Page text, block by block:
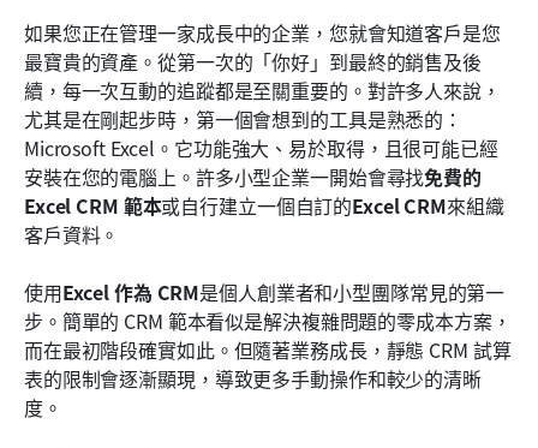
如果您正在管理一家成長中的企業，您就會知道客戶是您
最寶貴的資產。從第一次的「你好」到最終的銷售及後
續，每一次互動的追蹤都是至關重要的。對許多人來說，
尤其是在剛起步時，第一個會想到的工具是熟悉的：
Microsoft Excel。它功能強大、易於取得，且很可能已經
安裝在您的電腦上。許多小型企業一開始會尋找免費的
Excel CRM 範本或自行建立一個自訂的Excel CRM來組織
客戶資料。
使用Excel 作為 CRM是個人創業者和小型團隊常見的第一
步。簡單的 CRM 範本看似是解決複雜問題的零成本方案，
而在最初階段確實如此。但隨著業務成長，靜態 CRM 試算
表的限制會逐漸顯現，導致更多手動操作和較少的清晰
度。
Lark CRM 範本與 Excel CRM 範本比較
未來 Excel CRM 的趨勢
結論
常見問題
相關閱讀